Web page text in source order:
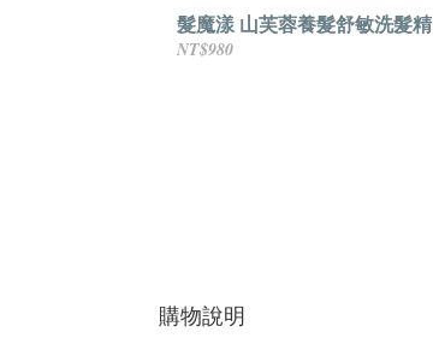
髮魔漾 山芙蓉養髮舒敏洗髮精
NT$980
購物說明